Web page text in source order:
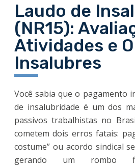
Laudo de
(NR15):
Atividades e
Insalubres
Você sabia que o pagamento
de insalubridade é um dos
passivos trabalhistas no
cometem dois erros fatais:
costume” ou acordo sindical
gerando um rombo